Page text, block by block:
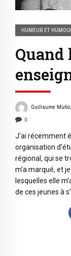
HUMEUR ET
Quand
Guillaume
0
J’ai récemment
organisation
régional, qui se
m’a marqué, et
lesquelles elle
de ces jeunes à